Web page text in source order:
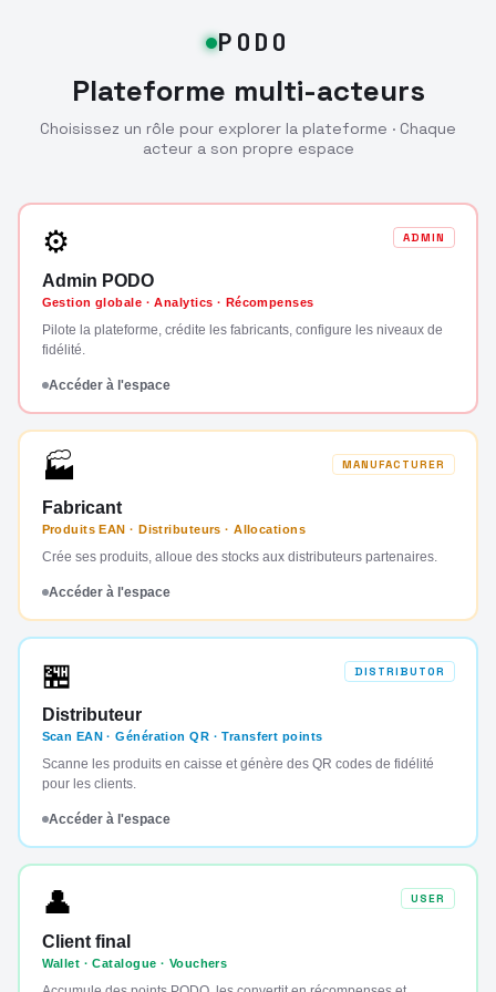
PODO
Plateforme multi-acteurs
Choisissez un rôle pour explorer la plateforme · Chaque
acteur a son propre espace
⚙ ADMIN
Admin PODO
Gestion globale · Analytics · Récompenses
Pilote la plateforme, crédite les fabricants, configure les niveaux de
fidélité.
Accéder à l'espace
🏭 MANUFACTURER
Fabricant
Produits EAN · Distributeurs · Allocations
Crée ses produits, alloue des stocks aux distributeurs partenaires.
Accéder à l'espace
🏪 DISTRIBUTOR
Distributeur
Scan EAN · Génération QR · Transfert points
Scanne les produits en caisse et génère des QR codes de fidélité
pour les clients.
Accéder à l'espace
👤 USER
Client final
Wallet · Catalogue · Vouchers